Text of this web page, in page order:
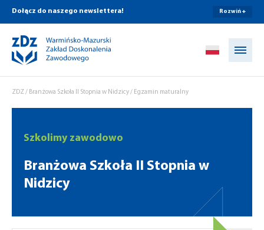
Dołącz do naszego newslettera! Rozwiń +
ZDZ/ Branżowa Szkoła II Stopnia w Nidzicy/ Egzamin maturalny
Szkolimy zawodowo
Branżowa Szkoła II Stopnia w
Nidzicy